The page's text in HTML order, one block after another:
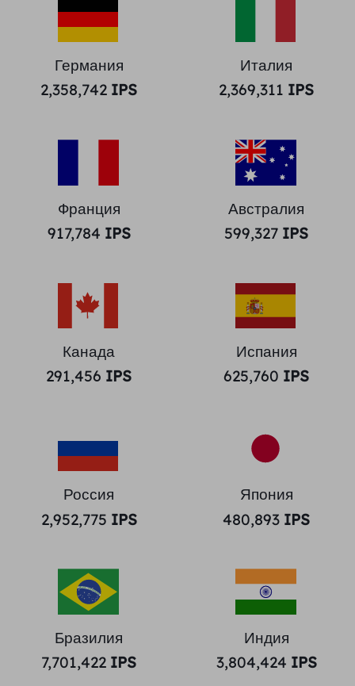
Германия
2,358,742 IPS
Италия
2,369,311 IPS
Франция
917,784 IPS
Австралия
599,327 IPS
Канада
291,456 IPS
Испания
625,760 IPS
Россия
2,952,775 IPS
Япония
480,893 IPS
Бразилия
7,701,422 IPS
Индия
3,804,424 IPS